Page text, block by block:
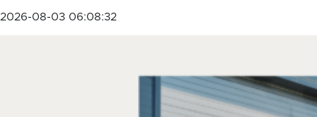
2026-08-03 06:08:32